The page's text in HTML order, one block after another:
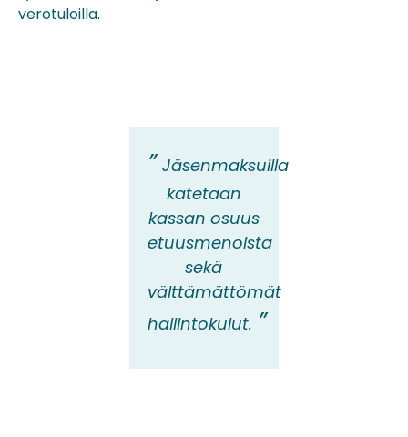
verotuloilla.
Jäsenmaksuilla
katetaan
kassan osuus
etuusmenoista
sekä
välttämättömät
hallintokulut.